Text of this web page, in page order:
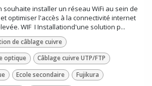
souhaite installer un réseau WiFi au sein de
optimiser l'accès à la connectivité internet
WIF ​ I Installationd'une solution p...
de câblage cuivre
optique
Câblage cuivre UTP/FTP
Ecole secondaire
Fujikura